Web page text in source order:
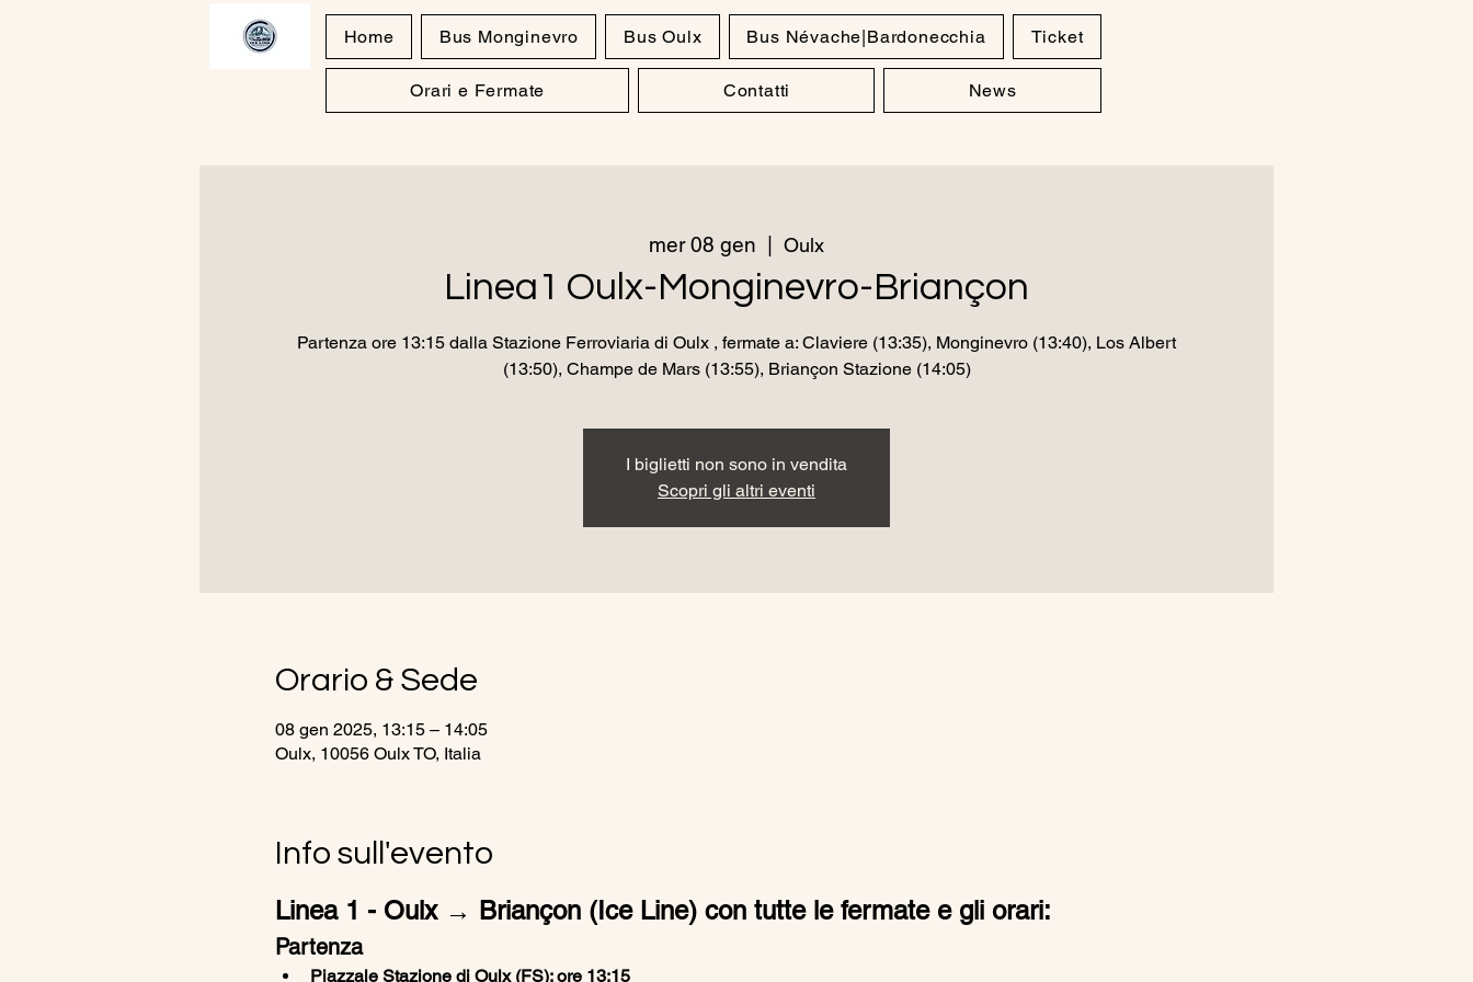
Home Bus Monginevro Bus Oulx Bus Névache|Bardonecchia Ticket
Orari e Fermate Contatti News
mer 08 gen Oulx
Linea1 Oulx-Monginevro-Briançon
Partenza ore 13:15 dalla Stazione Ferroviaria di Oulx , fermate a: Claviere (13:35), Monginevro (13:40), Los Albert
(13:50), Champe de Mars (13:55), Briançon Stazione (14:05)
I biglietti non sono in vendita
Scopri gli altri eventi
Orario & Sede
08 gen 2025, 13:15 – 14:05
Oulx, 10056 Oulx TO, Italia
Info sull'evento
Linea 1 - Oulx → Briançon (Ice Line) con tutte le fermate e gli orari:
Partenza
Piazzale Stazione di Oulx (FS): ore 13:15